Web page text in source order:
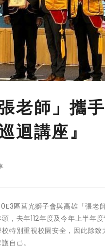
老師」攜
迴講座』
區莒光獅子會與高雄「張老
，去年112年度及今年上半年
特別重視校園安全，因此除
自己。